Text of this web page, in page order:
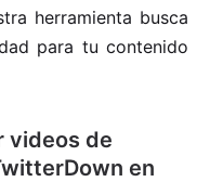
herramienta busca
para tu contenido
videos de
en